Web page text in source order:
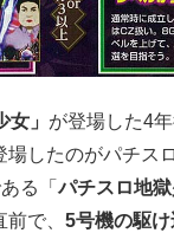
」 が登場した4
場したのがパチスロ
る「パチスロ地
で、 5号機の駆